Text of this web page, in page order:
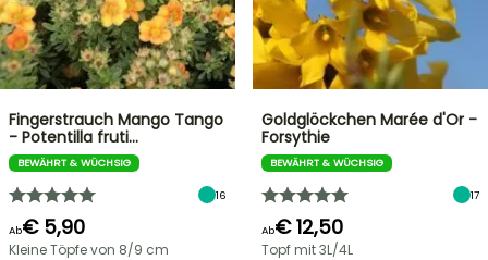
Fingerstrauch Mango Tango
- Potentilla fruti…
BEWÄHRT & WÜCHSIG
16
Ab€ 5,90
Kleine Töpfe von 8/9 cm
Goldglöckchen Marée d'Or -
Forsythie
BEWÄHRT & WÜCHSIG
17
Ab€ 12,50
Topf mit 3L/4L